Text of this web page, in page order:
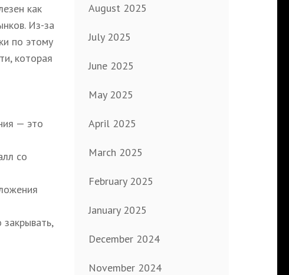
как
Из-за
по этому
которая
— это
со
August 2025
July 2025
June 2025
May 2025
April 2025
March 2025
February 2025
January 2025
December 2024
November 2024